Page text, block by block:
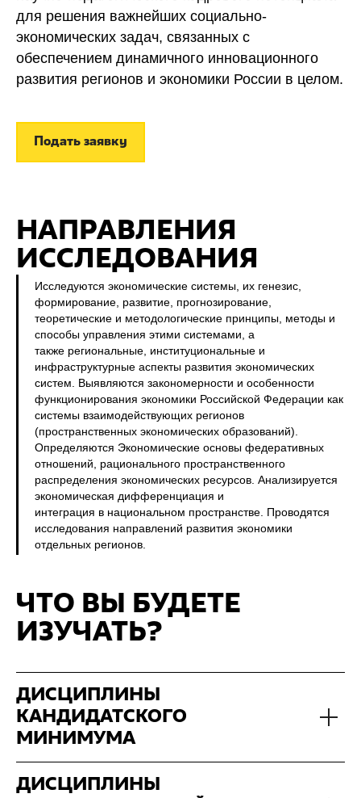
для решения важнейших социально-
экономических задач, связанных с
обеспечением динамичного инновационного
развития регионов и экономики России в целом.
Подать заявку
НАПРАВЛЕНИЯ
ИССЛЕДОВАНИЯ
Исследуются экономические системы, их генезис,
формирование, развитие, прогнозирование,
теоретические и методологические принципы, методы и
способы управления этими системами, а
также региональные, институциональные и
инфраструктурные аспекты развития экономических
систем. Выявляются закономерности и особенности
функционирования экономики Российской Федерации как
системы взаимодействующих регионов
(пространственных экономических образований).
Определяются Экономические основы федеративных
отношений, рационального пространственного
распределения экономических ресурсов. Анализируется
экономическая дифференциация и
интеграция в национальном пространстве. Проводятся
исследования направлений развития экономики
отдельных регионов.
ЧТО ВЫ БУДЕТЕ
ИЗУЧАТЬ?
ДИСЦИПЛИНЫ
КАНДИДАТСКОГО
МИНИМУМА
ДИСЦИПЛИНЫ